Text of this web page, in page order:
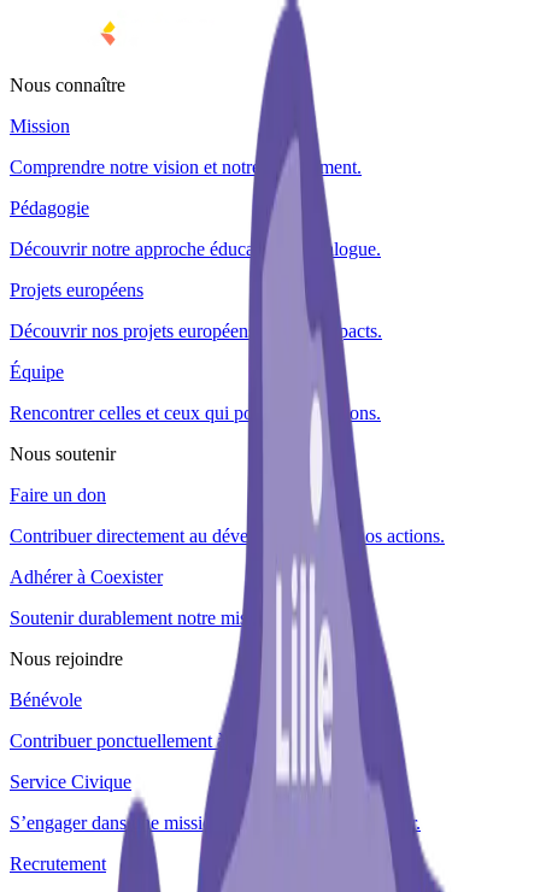
Nous connaître
Mission
Comprendre notre vision et notre engagement.
Pédagogie
Découvrir notre approche éducative du dialogue.
Projets européens
Découvrir nos projets européens et leurs impacts.
Équipe
Rencontrer celles et ceux qui portent nos actions.
Nous soutenir
Faire un don
Contribuer directement au développement de nos actions.
Adhérer à Coexister
Soutenir durablement notre mission associative.
Nous rejoindre
Bénévole
Contribuer ponctuellement à nos actions de terrain.
Service Civique
S’engager dans une mission citoyenne avec Coexister.
Recrutement